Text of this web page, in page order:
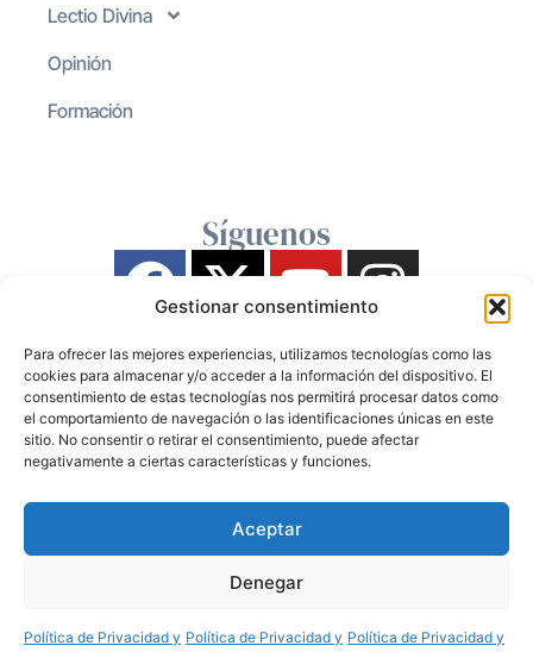
Gestionar consentimiento
Para ofrecer las mejores experiencias, utilizamos tecnologías como las
cookies para almacenar y/o acceder a la información del dispositivo. El
consentimiento de estas tecnologías nos permitirá procesar datos como
el comportamiento de navegación o las identificaciones únicas en este
sitio. No consentir o retirar el consentimiento, puede afectar
negativamente a ciertas características y funciones.
Aceptar
Denegar
Política de Privacidad y Política de Privacidad y Política de Privacidad y
Lectio Divina
Opinión
Formación
Síguenos